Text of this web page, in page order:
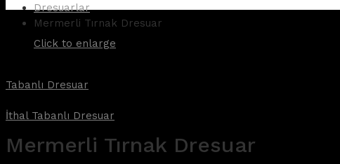
Dresuarlar
Mermerli Tırnak Dresuar
Click to enlarge
Tabanlı Dresuar
İthal Tabanlı Dresuar
Mermerli Tırnak Dresuar